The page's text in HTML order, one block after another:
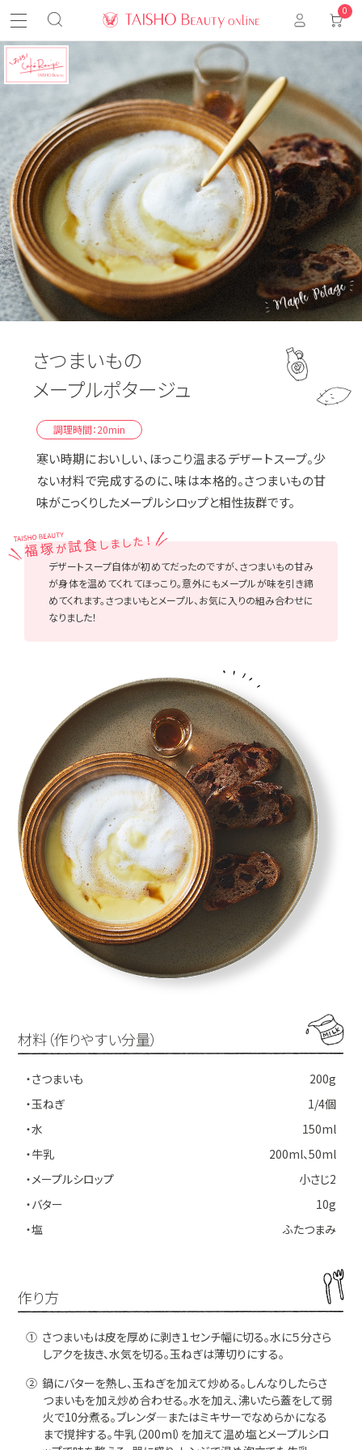
0
さつまいもの
メープルポタージュ
調理時間：20min
寒い時期においしい、ほっこり温まるデザートスープ。少
ない材料で完成するのに、味は本格的。さつまいもの甘
味がこっくりしたメープルシロップと相性抜群です。
デザートスープ自体が初めてだったのですが、さつまいもの甘み
が身体を温めてくれてほっこり。意外にもメープルが味を引き締
めてくれます。さつまいもとメープル、お気に入りの組み合わせに
なりました！
材料（作りやすい分量）
・さつまいも
200g
・玉ねぎ
1/4個
・水
150ml
・牛乳
200ml、50ml
・メープルシロップ
小さじ2
・バター
10g
・塩
ふたつまみ
作り方
① さつまいもは皮を厚めに剥き１センチ幅に切る。水に５分さら
しアクを抜き、水気を切る。玉ねぎは薄切りにする。
② 鍋にバターを熱し、玉ねぎを加えて炒める。しんなりしたらさ
つまいもを加え炒め合わせる。水を加え、沸いたら蓋をして弱
火で10分煮る。ブレンダ―またはミキサーでなめらかになる
まで撹拌する。牛乳（200ml）を加えて温め塩とメープルシロ